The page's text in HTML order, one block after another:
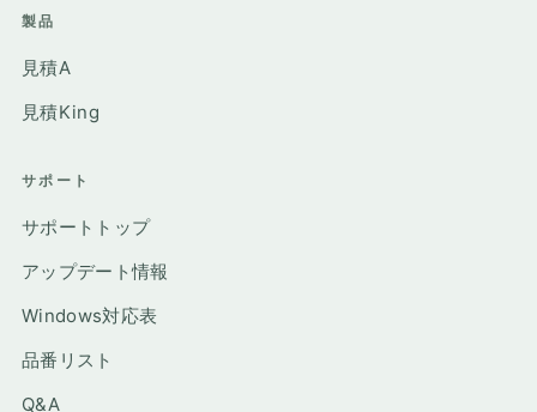
製品
見積A
見積King
サポート
サポートトップ
アップデート情報
Windows対応表
品番リスト
Q&A